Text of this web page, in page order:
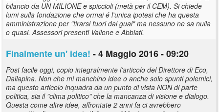
bilancio da UN MILIONE e spiccioli (metà per il CEM). Si chiede
lumi sulla fondazione che ormai é l'unica ipotesi che ha questa
amministrazione per "tirarsi fuori dai guai" ma nessuno ne sa nulla
o quasi. Assessori presenti Vallone e Abbiati.
Finalmente un' idea! - 4 Maggio 2016 - 09:20
Post facile oggi, copio integralmente l'articolo del Direttore di Eco,
Dallapina. Non che mi manchino idee o anche solo spunti polemici,
ma questo articolo inquadra da un punto di vista NON di parte
politica, sia il "clima politico" che la mancanza di visione e dialogo.
Questa come altre idee, affrontate 2 anni fa ci avrebbero